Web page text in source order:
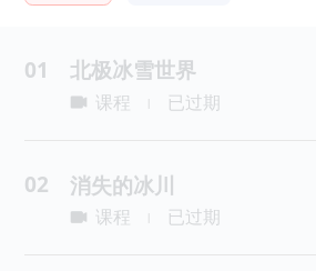
01 北极冰雪世界
课程 已过期
02 消失的冰川
课程 已过期